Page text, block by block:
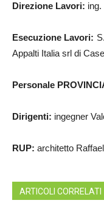
Direzione Lavori: ing.
Esecuzione Lavori:
Appalti Italia srl di
Personale
Dirigenti: ingegner
RUP: architetto
ARTICOLI CORRELATI